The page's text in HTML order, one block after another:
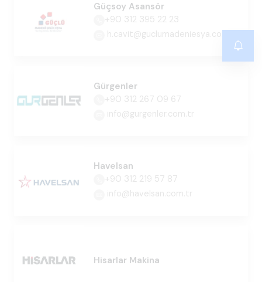
Güçsoy Asansör
+90 312 395 22 23
h.cavit@guclumadeniesya.com
Gürgenler
+90 312 267 09 67
info@gurgenler.com.tr
Havelsan
+90 312 219 57 87
info@havelsan.com.tr
Hisarlar Makina